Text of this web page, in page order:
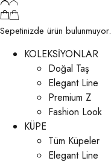
Sepetinizde ürün bulunmuyor.
KOLEKSİYONLAR
Doğal Taş
Elegant Line
Premium Z
Fashion Look
KÜPE
Tüm Küpeler
Elegant Line